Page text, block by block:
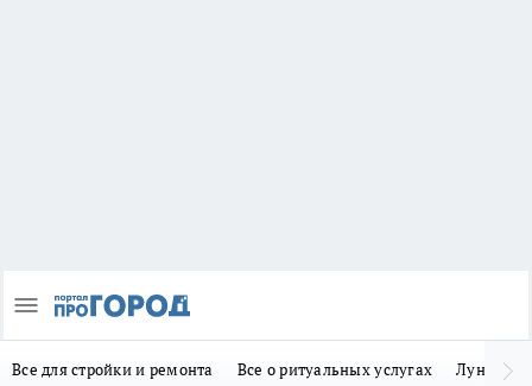
Все для стройки и ремонта Все о ритуальных услугах Лунно-